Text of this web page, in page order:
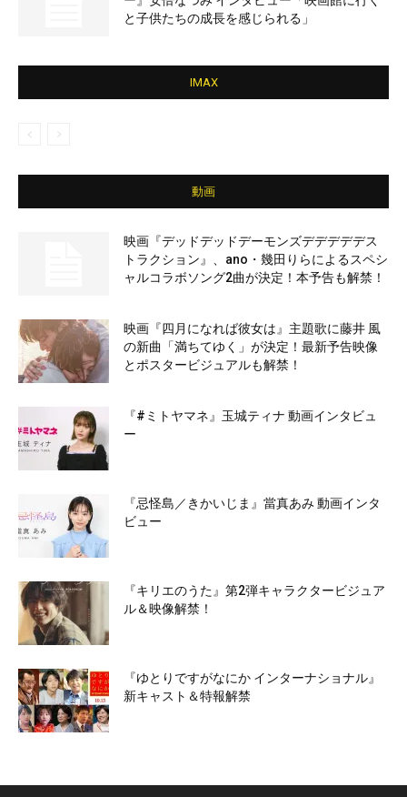
と子供たちの成長を感じられる」
IMAX
動画
映画『デッドデッドデーモンズデデデデデス
トラクション』、ano・幾田りらによるスペシ
ャルコラボソング2曲が決定！本予告も解禁！
映画『四月になれば彼女は』主題歌に藤井 風
の新曲「満ちてゆく」が決定！最新予告映像
とポスタービジュアルも解禁！
『#ミトヤマネ』玉城ティナ 動画インタビュ
ー
『忌怪島／きかいじま』當真あみ 動画インタ
ビュー
『キリエのうた』第2弾キャラクタービジュア
ル＆映像解禁！
『ゆとりですがなにか インターナショナル』
新キャスト＆特報解禁